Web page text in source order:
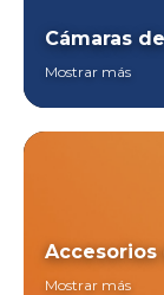
Cámaras
Mostrar más
Mostrar más